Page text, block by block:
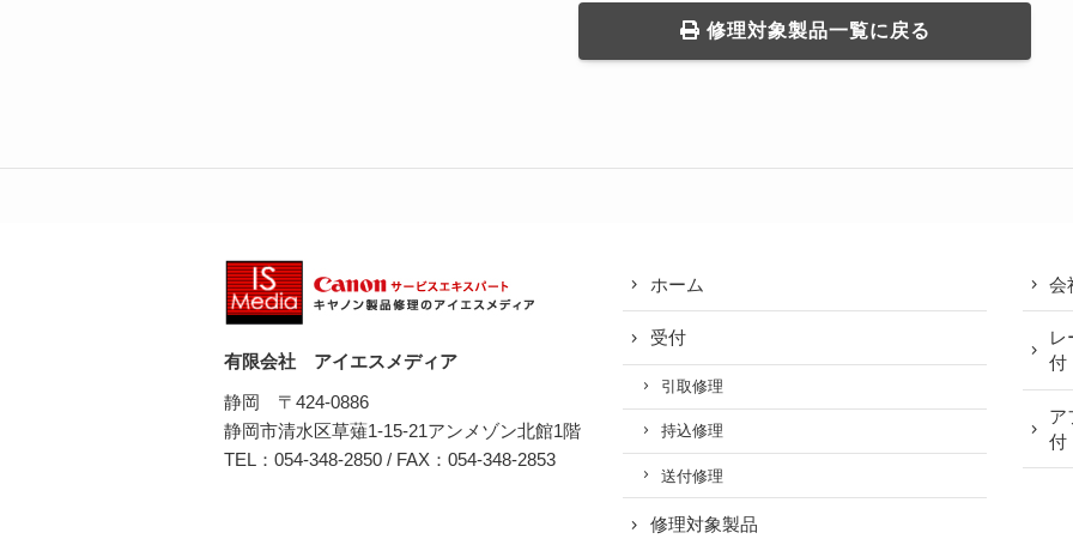
修理対象製品一覧に戻る
有限会社 アイエスメディア
静岡 〒424-0886
静岡市清水区草薙1-15-21アンメゾン北館1階
TEL：054-348-2850 / FAX：054-348-2853
ホーム
受付
引取修理
持込修理
送付修理
修理対象製品
会
レ
付
ア
付